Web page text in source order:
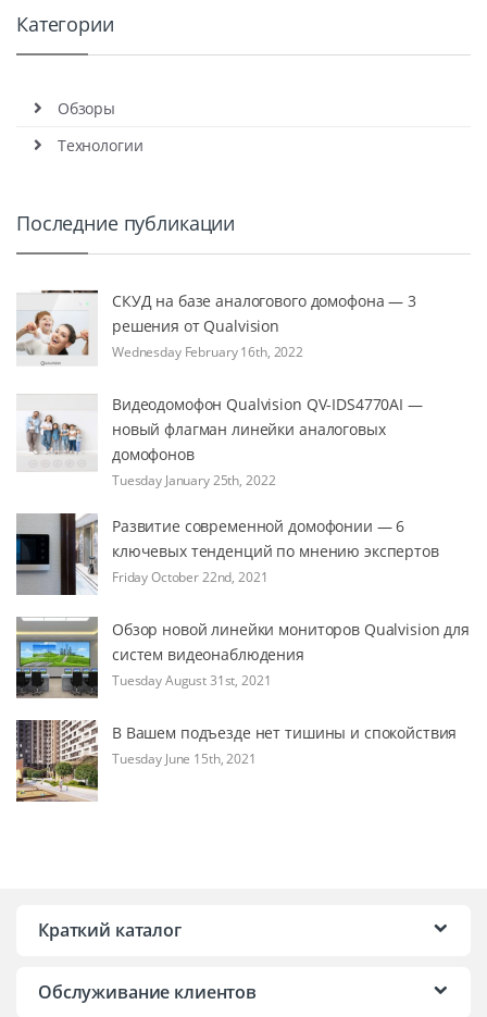
Категории
Обзоры
Технологии
Последние публикации
СКУД на базе аналогового домофона — 3
решения от Qualvision
Wednesday February 16th, 2022
Видеодомофон Qualvision QV-IDS4770AI —
новый флагман линейки аналоговых
домофонов
Tuesday January 25th, 2022
Развитие современной домофонии — 6
ключевых тенденций по мнению экспертов
Friday October 22nd, 2021
Обзор новой линейки мониторов Qualvision для
систем видеонаблюдения
Tuesday August 31st, 2021
В Вашем подъезде нет тишины и спокойствия
Tuesday June 15th, 2021
Краткий каталог
Обслуживание клиентов